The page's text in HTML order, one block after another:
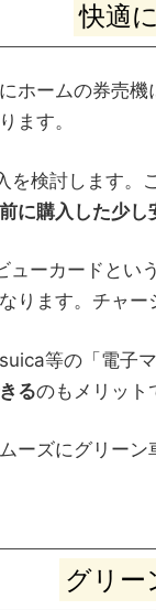
快適
ホームの券売
ます。
を検討します。
に購入した少し
ューカードとい
ります。チャ
等の「電子
るのもメリット
ーズにグリー
グリー